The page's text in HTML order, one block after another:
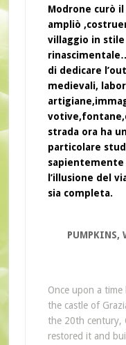
Modrone curò
ampliò
villaggio in
di dedicare
medievali,
strada ora ha
particolare
l’illusione del
sia completa.
PUMPKINS,
Once upon a
the castle of
the 20th century,
restored it and